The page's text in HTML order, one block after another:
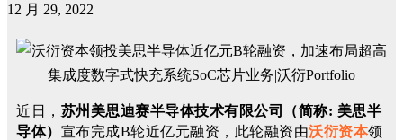
12 月 29, 2022
近日， 苏州美思迪赛半导体技术有限公司（简称: 美思半
导体） 宣布完成B轮近亿元融资，此轮融资由沃衍资本领